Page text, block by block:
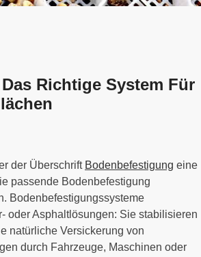
Richtige System Für
der Überschrift Bodenbefestigung eine
passende Bodenbefestigung
Bodenbefestigungssysteme
oder Asphaltlösungen: Sie stabilisieren
natürliche Versickerung von
durch Fahrzeuge, Maschinen oder